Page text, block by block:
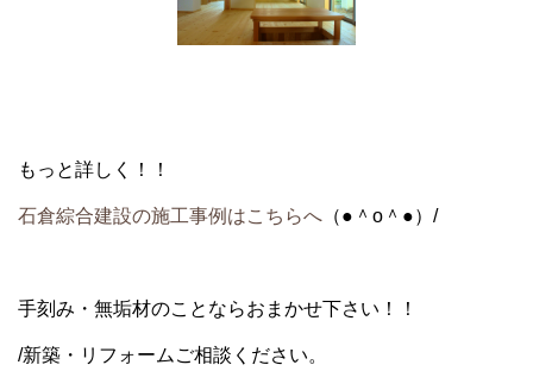
もっと詳しく！！
石倉綜合建設の施工事例はこちらへ （●＾o＾●）/
手刻み・無垢材のことならおまかせ下さい！！
/新築・リフォームご相談ください。